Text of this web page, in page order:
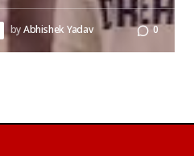
byAbhishek Yadav 0